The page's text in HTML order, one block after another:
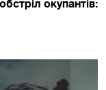
окупантів: